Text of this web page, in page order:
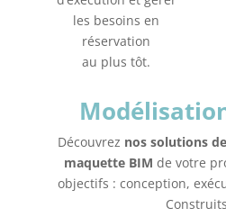
les besoins en
réservation
au plus tôt.
Découvrez nos solutions
maquette BIM de votre
objectifs : conception,